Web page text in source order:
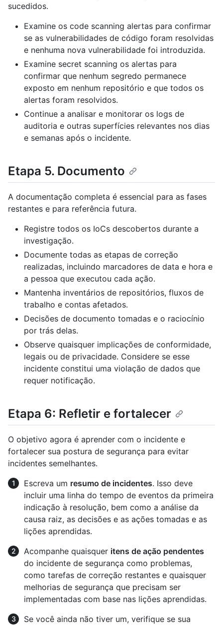
sucedidos.
Examine os code scanning alertas para confirmar
se as vulnerabilidades de código foram resolvidas
e nenhuma nova vulnerabilidade foi introduzida.
Examine secret scanning os alertas para
confirmar que nenhum segredo permanece
exposto em nenhum repositório e que todos os
alertas foram resolvidos.
Continue a analisar e monitorar os logs de
auditoria e outras superfícies relevantes nos dias
e semanas após o incidente.
Etapa 5. Documento
A documentação completa é essencial para as fases
restantes e para referência futura.
Registre todos os IoCs descobertos durante a
investigação.
Documente todas as etapas de correção
realizadas, incluindo marcadores de data e hora e
a pessoa que executou cada ação.
Mantenha inventários de repositórios, fluxos de
trabalho e contas afetados.
Decisões de documento tomadas e o raciocínio
por trás delas.
Observe quaisquer implicações de conformidade,
legais ou de privacidade. Considere se esse
incidente constitui uma violação de dados que
requer notificação.
Etapa 6: Refletir e fortalecer
O objetivo agora é aprender com o incidente e
fortalecer sua postura de segurança para evitar
incidentes semelhantes.
Escreva um resumo de incidentes. Isso deve
incluir uma linha do tempo de eventos da primeira
indicação à resolução, bem como a análise da
causa raiz, as decisões e as ações tomadas e as
lições aprendidas.
Acompanhe quaisquer itens de ação pendentes
do incidente de segurança como problemas,
como tarefas de correção restantes e quaisquer
melhorias de segurança que precisam ser
implementadas com base nas lições aprendidas.
Se você ainda não tiver um, verifique se sua